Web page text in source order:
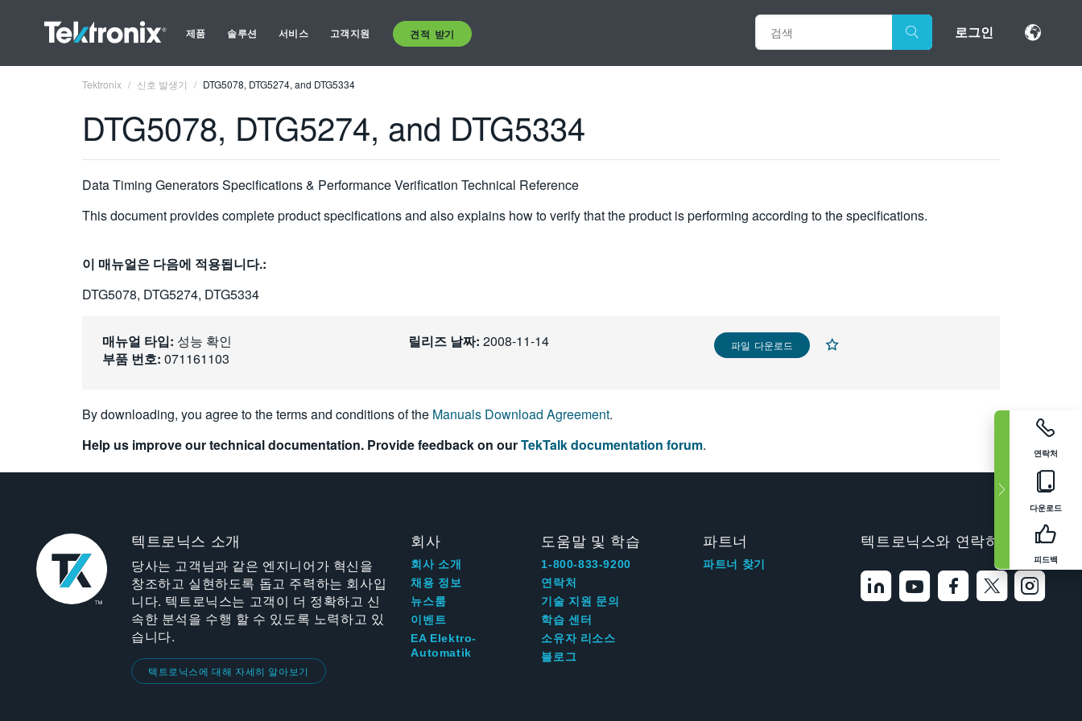
제품 솔루션 서비스 고객지원 견적 받기 로그인
연락처
다운로드
피드백
Tektronix 신호 발생기 DTG5078, DTG5274, and DTG5334
DTG5078, DTG5274, and DTG5334
Data Timing Generators Specifications & Performance Verification Technical Reference
This document provides complete product specifications and also explains how to verify that the product is performing according to the specifications.
이 매뉴얼은 다음에 적용됩니다.:
DTG5078, DTG5274, DTG5334
매뉴얼 타입: 성능 확인
부품 번호: 071161103
릴리즈 날짜: 2008-11-14 파일 다운로드
By downloading, you agree to the terms and conditions of the Manuals Download Agreement.
Help us improve our technical documentation. Provide feedback on ourTekTalk documentation forum.
텍트로닉스 소개
당사는 고객님과 같은 엔지니어가 혁신을
창조하고 실현하도록 돕고 주력하는 회사입
니다. 텍트로닉스는 고객이 더 정확하고 신
속한 분석을 수행 할 수 있도록 노력하고 있
습니다.
텍트로닉스에 대해 자세히 알아보기
회사
회사 소개
채용 정보
뉴스룸
이벤트
EA Elektro-
Automatik
도움말 및 학습
1-800-833-9200
연락처
기술 지원 문의
학습 센터
소유자 리소스
블로그
파트너
파트너 찾기
텍트로닉스와 연락하기